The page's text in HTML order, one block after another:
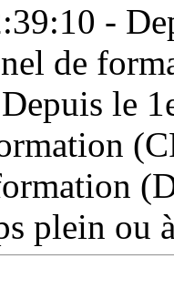
-
de
le
plein ou